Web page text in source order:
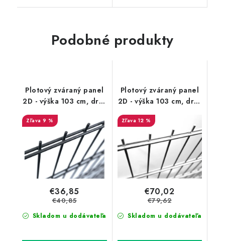
Podobné produkty
Plotový zváraný panel
2D - výška 103 cm, drôt
6/5/6 mm, PVC
antracit
9 %
Skladom u dodávateľa
€36,85
€40,85
Plotový zváraný panel
2D - výška 103 cm, drôt
8/6/8 mm, Zn
12 %
Skladom u dodávateľa
€70,02
€79,62